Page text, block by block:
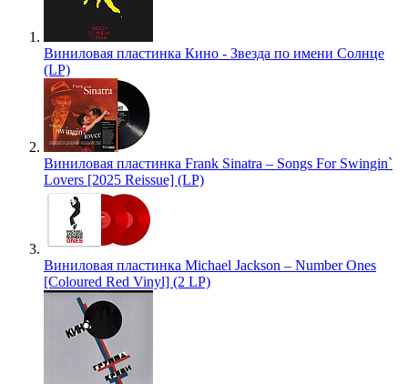
Виниловая пластинка Кино - Звезда по имени Солнце
(LP)
Виниловая пластинка Frank Sinatra – Songs For Swingin`
Lovers [2025 Reissue] (LP)
Виниловая пластинка Michael Jackson – Number Ones
[Coloured Red Vinyl] (2 LP)